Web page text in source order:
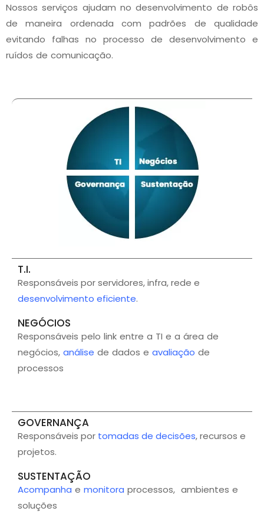
Nossos serviços ajudam no desenvolvimento de robôs
de maneira ordenada com padrões de qualidade
evitando falhas no processo de desenvolvimento e
ruídos de comunicação.
T.I.
Responsáveis por servidores, infra, rede e
desenvolvimento eficiente.
NEGÓCIOS
Responsáveis pelo link entre a TI e a área de
negócios, análise de dados e avaliação de
processos
GOVERNANÇA
Responsáveis por tomadas de decisões, recursos e
projetos.
SUSTENTAÇÃO
Acompanha e monitora processos, ambientes e
soluções